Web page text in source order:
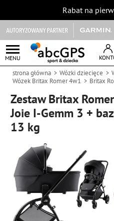
Rabat na
MENU
strona główna Wózki dziecięce
Wózek Britax Romer 4w1
Britax
Zestaw Britax
Joie I-Gemm 3 +
13 kg